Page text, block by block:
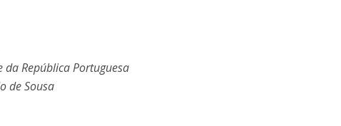
da República Portuguesa
de Sousa